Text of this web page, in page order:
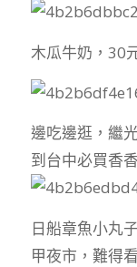
木瓜牛奶，30
邊吃邊逛，繼
到台中必買香
日船章魚小丸
甲夜市，難得